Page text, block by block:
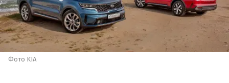
Фото KIA